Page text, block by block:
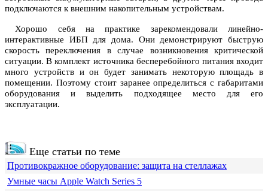
подключаются к внешним накопительным устройствам.
Хорошо себя на практике зарекомендовали линейно-
интерактивные ИБП для дома. Они демонстрируют быструю
скорость переключения в случае возникновения критической
ситуации. В комплект источника бесперебойного питания входит
много устройств и он будет занимать некоторую площадь в
помещении. Поэтому стоит заранее определиться с габаритами
оборудования и выделить подходящее место для его
эксплуатации.
Еще статьи по теме
Противокражное оборудование: защита на стеллажах
Умные часы Apple Watch Series 5